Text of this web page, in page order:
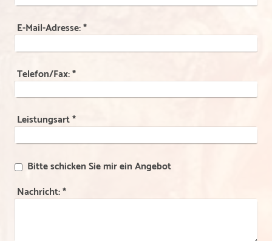
E-Mail-Adresse:*
Telefon/Fax:*
Leistungsart*
Bitte schicken Sie mir ein Angebot
Nachricht:*